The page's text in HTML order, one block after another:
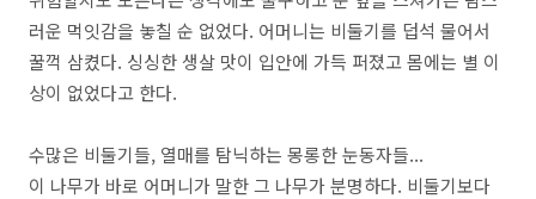
러운 먹잇감을 놓칠 순 없었다. 어머니는 비둘기를 덥석 물어서
꿀꺽 삼켰다. 싱싱한 생살 맛이 입안에 가득 퍼졌고 몸에는 별 이
상이 없었다고 한다.
수많은 비둘기들, 열매를 탐닉하는 몽롱한 눈동자들...
이 나무가 바로 어머니가 말한 그 나무가 분명하다. 비둘기보다